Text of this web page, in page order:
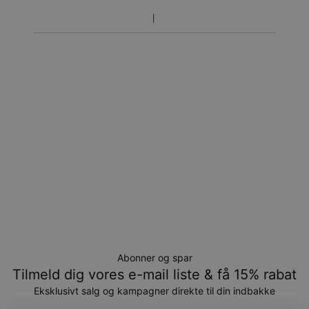
Abonner og spar
Tilmeld dig vores e-mail liste & få 15% rabat
Eksklusivt salg og kampagner direkte til din indbakke